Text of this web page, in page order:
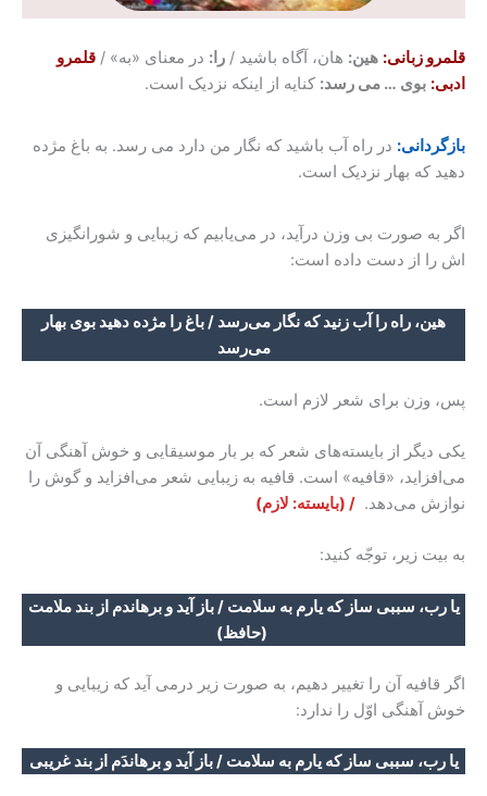
قلمرو زبانی: هین: هان، آگاه باشید / را: در معنای «به» / قلمرو
ادبی: بوی … می رسد: کنایه از اینکه نزدیک است.
بازگردانی: در راه آب باشید که نگار من دارد می رسد. به باغ مژده
دهید که بهار نزدیک است.
اگر به صورت بی وزن درآید، در می‌یابیم که زیبایی و شورانگیزی
اش را از دست داده است:
هین، راه را آب زنید که نگار می‌رسد / باغ را مژده دهید بوی بهار
می‌رسد
پس، وزن برای شعر لازم است.
یکی دیگر از بایسته‌های شعر که بر بار موسیقایی و خوش آهنگی آن
می‌افزاید، «قافیه» است. قافیه به زیبایی شعر می‌افزاید و گوش را
نوازش می‌دهد. / (بایسته: لازم)
به بیت زیر، توجّه کنید:
یا رب، سببی ساز که یارم به سلامت / باز آید و برهاندم از بند ملامت
(حافظ)
اگر قافیه آن را تغییر دهیم، به صورت زیر درمی آید که زیبایی و
خوش آهنگی اوّل را ندارد:
یا رب، سببی ساز که یارم به سلامت / باز آید و برهاندَم از بند غریبی